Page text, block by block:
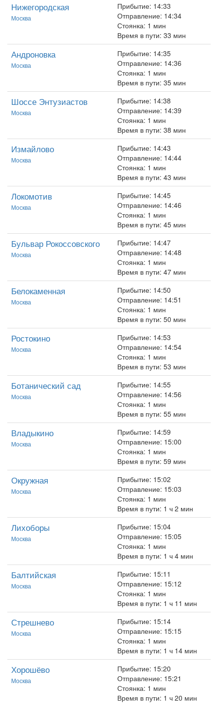
Нижегородская
Москва
Прибытие: 14:33
Отправление: 14:34
Стоянка: 1 мин
Время в пути: 33 мин
Андроновка
Москва
Прибытие: 14:35
Отправление: 14:36
Стоянка: 1 мин
Время в пути: 35 мин
Шоссе Энтузиастов
Москва
Прибытие: 14:38
Отправление: 14:39
Стоянка: 1 мин
Время в пути: 38 мин
Измайлово
Москва
Прибытие: 14:43
Отправление: 14:44
Стоянка: 1 мин
Время в пути: 43 мин
Локомотив
Москва
Прибытие: 14:45
Отправление: 14:46
Стоянка: 1 мин
Время в пути: 45 мин
Бульвар Рокоссовского
Москва
Прибытие: 14:47
Отправление: 14:48
Стоянка: 1 мин
Время в пути: 47 мин
Белокаменная
Москва
Прибытие: 14:50
Отправление: 14:51
Стоянка: 1 мин
Время в пути: 50 мин
Ростокино
Москва
Прибытие: 14:53
Отправление: 14:54
Стоянка: 1 мин
Время в пути: 53 мин
Ботанический сад
Москва
Прибытие: 14:55
Отправление: 14:56
Стоянка: 1 мин
Время в пути: 55 мин
Владыкино
Москва
Прибытие: 14:59
Отправление: 15:00
Стоянка: 1 мин
Время в пути: 59 мин
Окружная
Москва
Прибытие: 15:02
Отправление: 15:03
Стоянка: 1 мин
Время в пути: 1 ч 2 мин
Лихоборы
Москва
Прибытие: 15:04
Отправление: 15:05
Стоянка: 1 мин
Время в пути: 1 ч 4 мин
Балтийская
Москва
Прибытие: 15:11
Отправление: 15:12
Стоянка: 1 мин
Время в пути: 1 ч 11 мин
Стрешнево
Москва
Прибытие: 15:14
Отправление: 15:15
Стоянка: 1 мин
Время в пути: 1 ч 14 мин
Хорошёво
Москва
Прибытие: 15:20
Отправление: 15:21
Стоянка: 1 мин
Время в пути: 1 ч 20 мин